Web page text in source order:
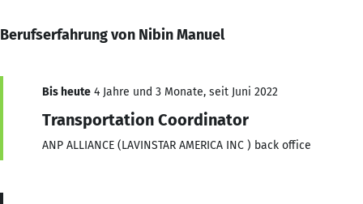
Berufserfahrung von Nibin Manuel
Bis heute 4 Jahre und 3 Monate, seit Juni 2022
Transportation Coordinator
ANP ALLIANCE (LAVINSTAR AMERICA INC ) back office